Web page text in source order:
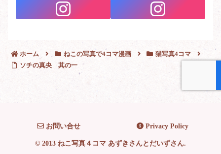
ホーム ねこの写真で4コマ漫画
猫写真4コマ
ソチの真央 其の一
お問い合せ Privacy Policy
© 2013 ねこ写真４コマ あずきさんとだいずさん.